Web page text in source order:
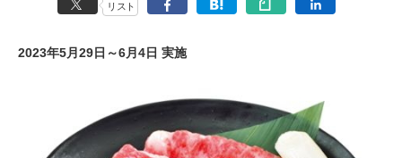
リスト
2023年5月29日～6月4日 実施